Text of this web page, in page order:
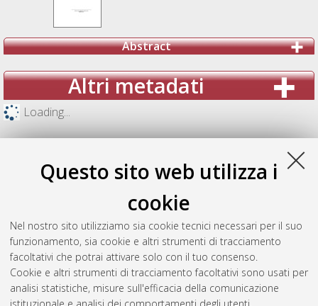
Questo sito web utilizza i
cookie
Nel nostro sito utilizziamo sia cookie tecnici necessari per il suo
funzionamento, sia cookie e altri strumenti di tracciamento
facoltativi che potrai attivare solo con il tuo consenso.
Cookie e altri strumenti di tracciamento facoltativi sono usati per
analisi statistiche, misure sull'efficacia della comunicazione
Abstract
Altri metadati
Loading...
Gestione del documento: